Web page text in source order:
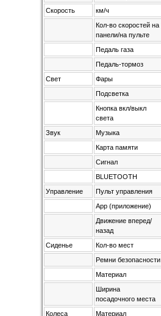
Скорость км/ч
Кол-во скоростей на
панели/на пульте
Педаль газа
Педаль-тормоз
Свет
Фары
Подсветка
Кнопка вкл/выкл
света
Звук Музыка
Карта памяти
Сигнал
BLUETOOTH
Управление
Пульт управления
App (приложение)
Движение вперед/
назад
Сиденье Кол-во мест
Ремни безопасности
Материал
Ширина
посадочного места
Колеса Материал